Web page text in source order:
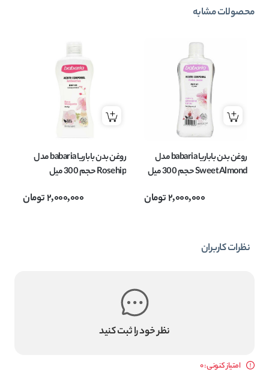
محصولات مشابه
روغن بدن باباریا babaria مدل
Sweet Almond حجم 300 میل
2,000,000تومان
روغن بدن باباریا babaria مدل
Rosehip حجم 300 میل
2,000,000تومان
نظرات کاربران
نظر خود را ثبت کنید
امتیاز کنونی : 0